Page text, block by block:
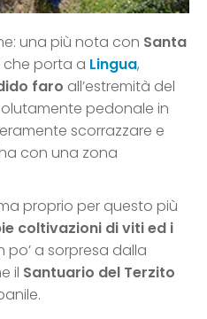
una più nota con Santa
porta a Lingua,
faro all’estremità del
pedonale in
scorrazzare e
con una zona
proprio per questo più
coltivazioni di viti ed i
a sorpresa dalla
il Santuario del Terzito